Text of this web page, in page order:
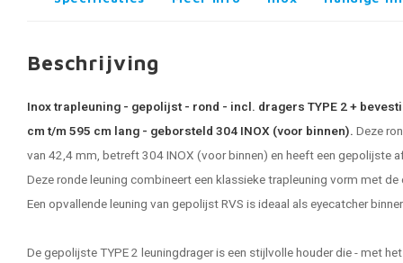
Beschrijving
Inox trapleuning - gepolijst - rond - incl. dragers TYPE 2 +
cm t/m 595 cm lang - geborsteld 304 INOX (voor binnen). Deze
van 42,4 mm, betreft 304 INOX (voor binnen) en heeft een gepolijste
Deze ronde leuning combineert een klassieke trapleuning vorm met
Een opvallende leuning van gepolijst RVS is ideaal als eyecatcher
De gepolijste TYPE 2 leuningdrager is een stijlvolle houder die - met